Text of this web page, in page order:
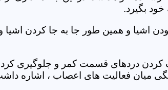
بگیرد.
اشیا و همین طور جا به جا کردن
کردن دردهای قسمت کمر و
میان فعالیت های اعصاب ، اشاره